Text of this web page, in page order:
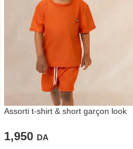
Assorti t-shirt & short garçon look
1,950 DA